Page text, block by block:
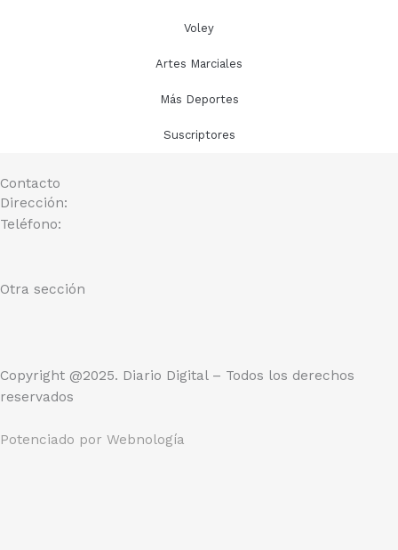
Voley
Artes Marciales
Más Deportes
Suscriptores
Contacto
Dirección:
Teléfono:
Otra sección
Copyright @2025. Diario Digital – Todos los derechos
reservados
Potenciado por Webnología